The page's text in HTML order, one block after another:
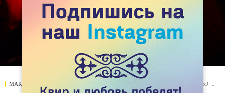
МАҚАЛАЛАР 3959 